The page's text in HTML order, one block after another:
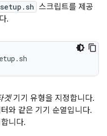
스크립트를 제공
.
겟기기 유형을 지정합니다.
와 같은 기기 순열입니다.
니다.